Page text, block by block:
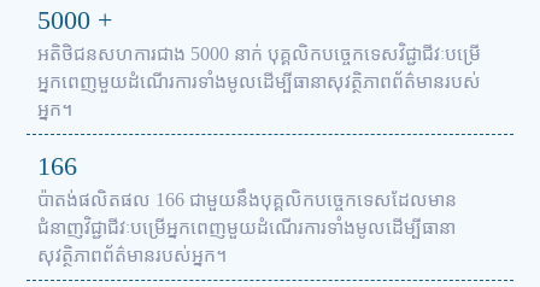
5000 +
អតិថិជនសហការជាង 5000 នាក់ បុគ្គលិកបច្ចេកទេសវិជ្ជាជីវៈបម្រើ
អ្នកពេញមួយដំណើរការទាំងមូលដើម្បីធានាសុវត្ថិភាពព័ត៌មានរបស់
អ្នក។
166
ប៉ាតង់ផលិតផល 166 ជាមួយនឹងបុគ្គលិកបច្ចេកទេសដែលមាន
ជំនាញវិជ្ជាជីវៈបម្រើអ្នកពេញមួយដំណើរការទាំងមូលដើម្បីធានា
សុវត្ថិភាពព័ត៌មានរបស់អ្នក។